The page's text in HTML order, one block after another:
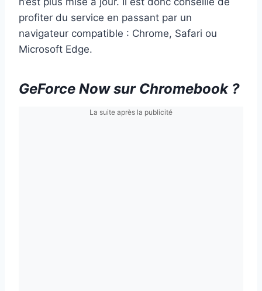
profiter du service en passant par un
navigateur compatible : Chrome, Safari ou
Microsoft Edge.
GeForce Now sur Chromebook ?
La suite après la publicité